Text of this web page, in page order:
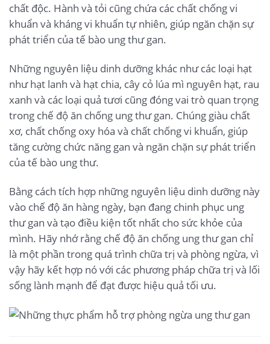
chất độc. Hành và tỏi cũng chứa các chất chống vi
khuẩn và kháng vi khuẩn tự nhiên, giúp ngăn chặn sự
phát triển của tế bào ung thư gan.
Những nguyên liệu dinh dưỡng khác như các loại hạt
như hạt lanh và hạt chia, cây cỏ lúa mì nguyên hạt, rau
xanh và các loại quả tươi cũng đóng vai trò quan trọng
trong chế độ ăn chống ung thư gan. Chúng giàu chất
xơ, chất chống oxy hóa và chất chống vi khuẩn, giúp
tăng cường chức năng gan và ngăn chặn sự phát triển
của tế bào ung thư.
Bằng cách tích hợp những nguyên liệu dinh dưỡng này
vào chế độ ăn hàng ngày, bạn đang chinh phục ung
thư gan và tạo điều kiện tốt nhất cho sức khỏe của
mình. Hãy nhớ rằng chế độ ăn chống ung thư gan chỉ
là một phần trong quá trình chữa trị và phòng ngừa, vì
vậy hãy kết hợp nó với các phương pháp chữa trị và lối
sống lành mạnh để đạt được hiệu quả tối ưu.